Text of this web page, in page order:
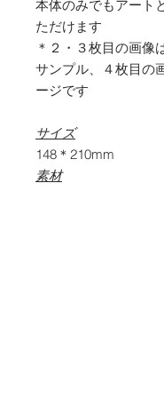
本体のみでもアート
ただけます
＊２・３枚目の画像
サンプル、４枚目の
ージです
サイズ
148＊210mm
素材